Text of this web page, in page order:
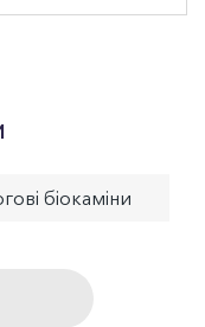
біокаміни